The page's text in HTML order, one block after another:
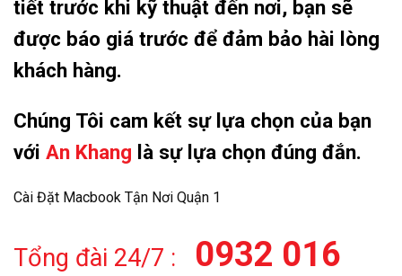
tiết trước khi kỹ thuật đến nơi, bạn sẽ
được báo giá trước để đảm bảo hài lòng
khách hàng.
Chúng Tôi cam kết sự lựa chọn của bạn
với An Khang là sự lựa chọn đúng đắn.
Cài Đặt Macbook Tận Nơi Quận 1
Tổng đài 24/7 :
0932 016